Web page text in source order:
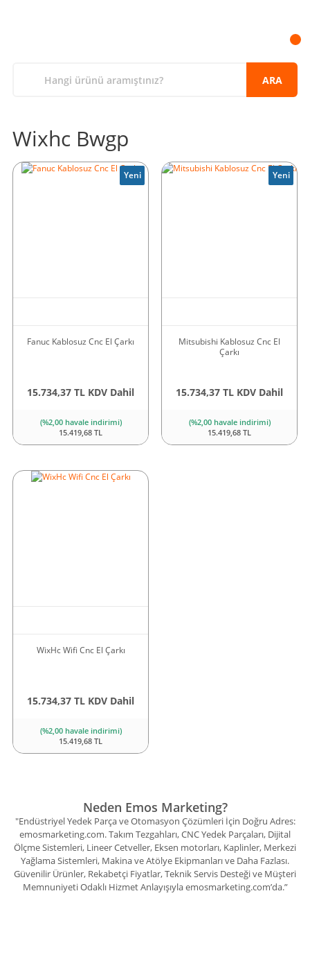
ARA
Wixhc Bwgp
Yeni
Fanuc Kablosuz Cnc El Çarkı
15.734,37 TL KDV Dahil
(%2,00 havale indirimi)
15.419,68 TL
Yeni
Mitsubishi Kablosuz Cnc El
Çarkı
15.734,37 TL KDV Dahil
(%2,00 havale indirimi)
15.419,68 TL
WixHc Wifi Cnc El Çarkı
15.734,37 TL KDV Dahil
(%2,00 havale indirimi)
15.419,68 TL
Neden Emos Marketing?
"Endüstriyel Yedek Parça ve Otomasyon Çözümleri İçin Doğru Adres:
emosmarketing.com. Takım Tezgahları, CNC Yedek Parçaları, Dijital
Ölçme Sistemleri, Lineer Cetveller, Eksen motorları, Kaplinler, Merkezi
Yağlama Sistemleri, Makina ve Atölye Ekipmanları ve Daha Fazlası.
Güvenilir Ürünler, Rekabetçi Fiyatlar, Teknik Servis Desteği ve Müşteri
Memnuniyeti Odaklı Hizmet Anlayışıyla emosmarketing.com’da.”